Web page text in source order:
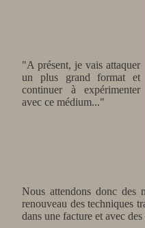
"A présent, je vais attaquer
un plus grand format et
continuer à expérimenter
avec ce médium..."
Nous attendons donc
renouveau des techniques
dans une facture et avec